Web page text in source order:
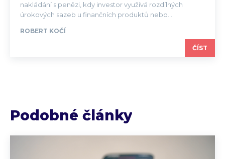
nakládání s penězi, kdy investor využívá rozdílných
úrokových sazeb u finančních produktů nebo...
ROBERT KOČÍ
ČÍST
Podobné články